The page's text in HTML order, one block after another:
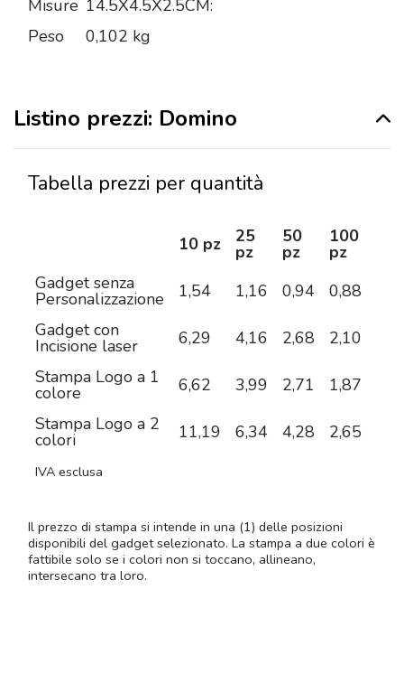
Misure 14.5X4.5X2.5CM:
Peso
0,102 kg
Listino prezzi: Domino
Tabella prezzi per quantità
10 pz 25
pz
50
pz
100
pz
Gadget senza
Personalizzazione 1,54 1,16 0,94 0,88
Gadget con
Incisione laser 6,29 4,16 2,68 2,10
Stampa Logo a 1
colore 6,62 3,99 2,71 1,87
Stampa Logo a 2
colori 11,19 6,34 4,28 2,65
IVA esclusa
Il prezzo di stampa si intende in una (1) delle posizioni
disponibili del gadget selezionato. La stampa a due colori è
fattibile solo se i colori non si toccano, allineano,
intersecano tra loro.